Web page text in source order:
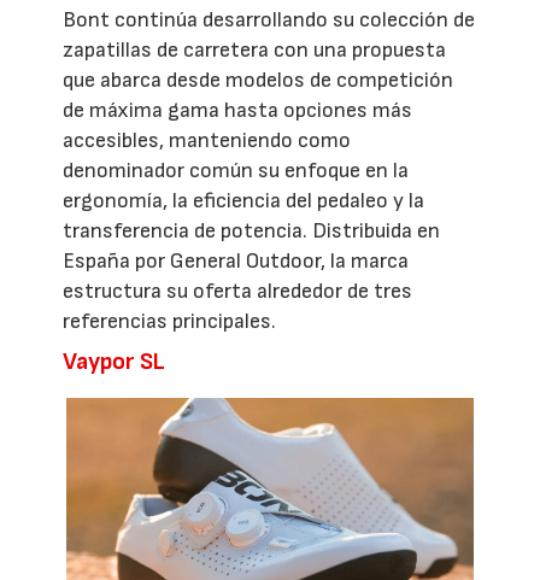
Bont continúa desarrollando su colección de
zapatillas de carretera con una propuesta
que abarca desde modelos de competición
de máxima gama hasta opciones más
accesibles, manteniendo como
denominador común su enfoque en la
ergonomía, la eficiencia del pedaleo y la
transferencia de potencia. Distribuida en
España por General Outdoor, la marca
estructura su oferta alrededor de tres
referencias principales.
Vaypor SL